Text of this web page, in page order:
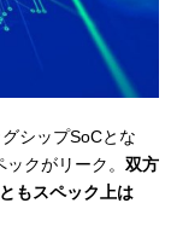
シップSoCとな
クがリーク。 双方
もスペック上は